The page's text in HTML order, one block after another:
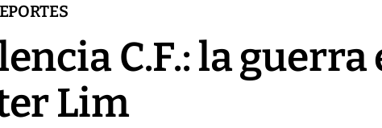
C.F.: la
Lim